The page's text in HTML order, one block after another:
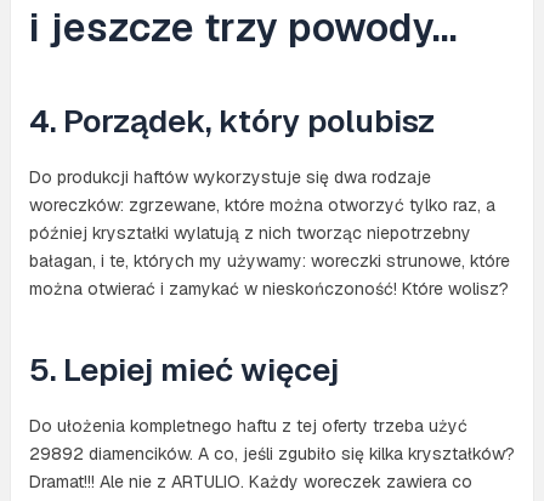
i jeszcze trzy powody…
4. Porządek, który polubisz
Do produkcji haftów wykorzystuje się dwa rodzaje
woreczków: zgrzewane, które można otworzyć tylko raz, a
później kryształki wylatują z nich tworząc niepotrzebny
bałagan, i te, których my używamy: woreczki strunowe, które
można otwierać i zamykać w nieskończoność! Które wolisz?
5. Lepiej mieć więcej
Do ułożenia kompletnego haftu z tej oferty trzeba użyć
29892 diamencików. A co, jeśli zgubiło się kilka kryształków?
Dramat!!! Ale nie z ARTULIO. Każdy woreczek zawiera co